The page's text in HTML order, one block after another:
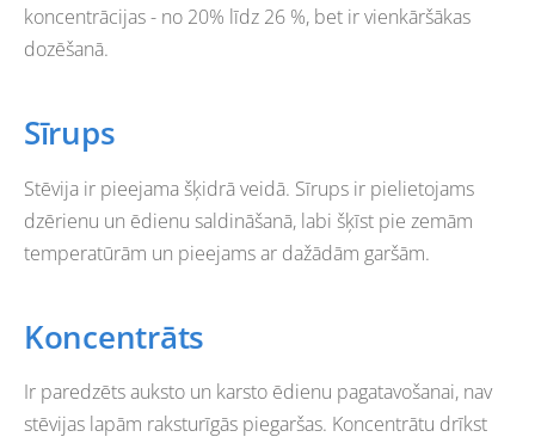
koncentrācijas - no 20% līdz 26 %, bet ir vienkāršākas
dozēšanā.
Sīrups
Stēvija ir pieejama šķidrā veidā. Sīrups ir pielietojams
dzērienu un ēdienu saldināšanā, labi šķīst pie zemām
temperatūrām un pieejams ar dažādām garšām.
Koncentrāts
Ir paredzēts auksto un karsto ēdienu pagatavošanai, nav
stēvijas lapām raksturīgās piegaršas. Koncentrātu drīkst